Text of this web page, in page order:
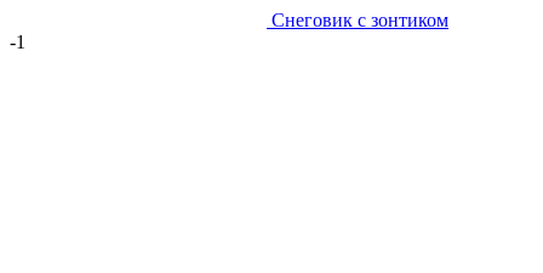
Снеговик с зонтиком
-1